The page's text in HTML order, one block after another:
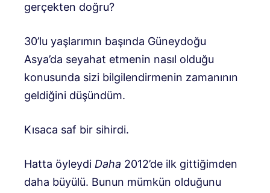
gerçekten doğru?
30’lu yaşlarımın başında Güneydoğu
Asya’da seyahat etmenin nasıl olduğu
konusunda sizi bilgilendirmenin zamanının
geldiğini düşündüm.
Kısaca saf bir sihirdi.
Hatta öyleydi Daha 2012’de ilk gittiğimden
daha büyülü. Bunun mümkün olduğunu